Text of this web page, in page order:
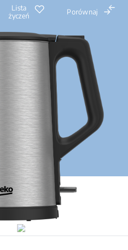
Lista
życzeń
Porównaj